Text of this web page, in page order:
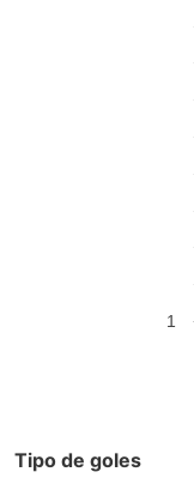
1
Tipo de goles